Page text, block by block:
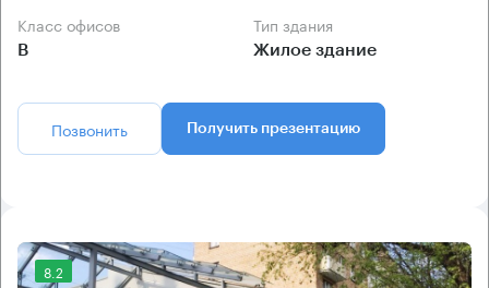
Класс офисов
B
Тип здания
Жилое здание
Позвонить Получить презентацию
8.2